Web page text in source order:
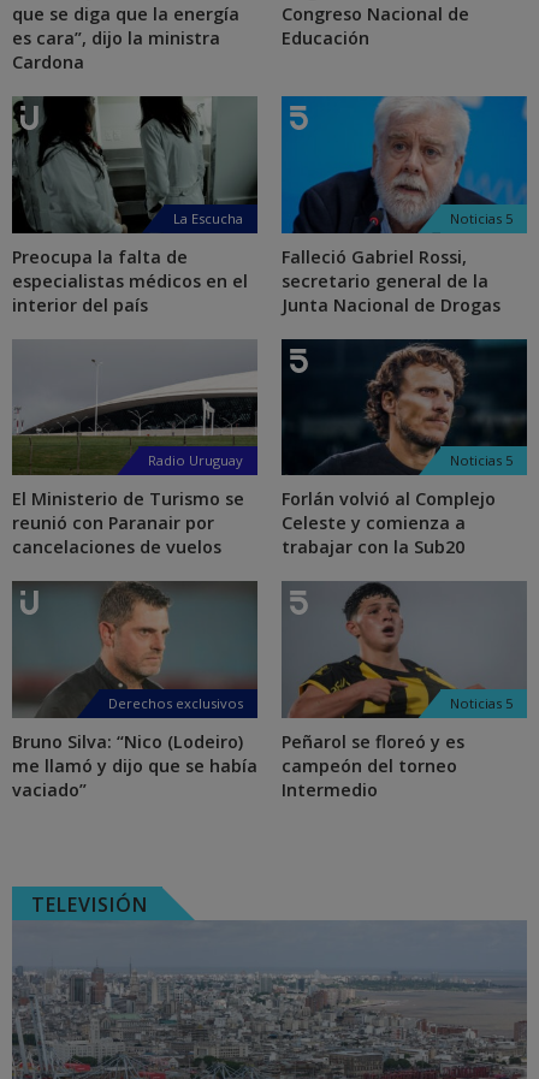
que se diga que la energía
es cara”, dijo la ministra
Cardona
Congreso Nacional de
Educación
La Escucha
Preocupa la falta de
especialistas médicos en el
interior del país
Noticias 5
Falleció Gabriel Rossi,
secretario general de la
Junta Nacional de Drogas
Radio Uruguay
El Ministerio de Turismo se
reunió con Paranair por
cancelaciones de vuelos
Noticias 5
Forlán volvió al Complejo
Celeste y comienza a
trabajar con la Sub20
Derechos exclusivos
Bruno Silva: “Nico (Lodeiro)
me llamó y dijo que se había
vaciado”
Noticias 5
Peñarol se floreó y es
campeón del torneo
Intermedio
TELEVISIÓN